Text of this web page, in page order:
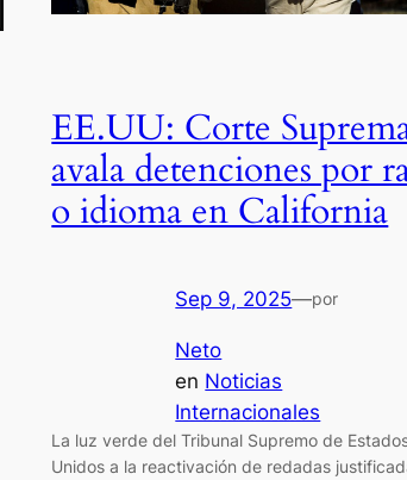
EE.UU: Corte
avala detenciones por
o idioma en California
Sep 9, 2025—por
Neto
en Noticias
Internacionales
La luz verde del Tribunal Supremo de
Unidos a la reactivación de redadas